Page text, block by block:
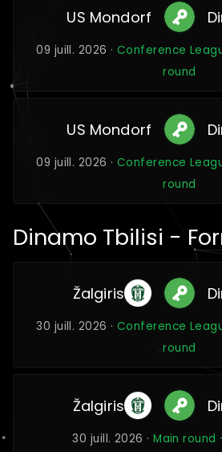
US Mondorf
09 juill. 2026 · Conference
round
US Mondorf
09 juill. 2026 · Conference
round
Dinamo Tbilisi -
Žalgiris
30 juill. 2026 · Conference
round
Žalgiris
30 juill. 2026 ·Main round